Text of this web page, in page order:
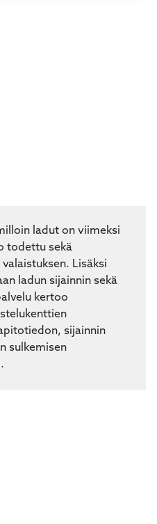
ladut on viimeksi
todettu sekä
Lisäksi
ladun sijainnin sekä
kertoo
sijainnin